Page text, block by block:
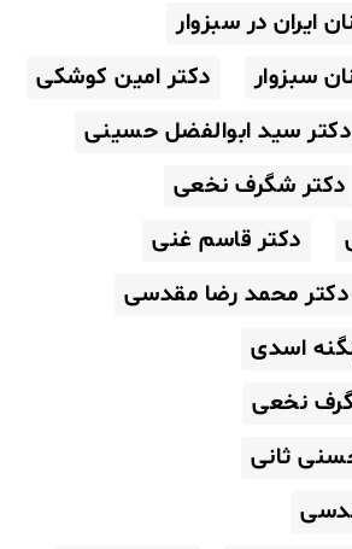
ایران در سبزوار
سبزوار
دکتر امین کوشکی
دکتر سید ابوالفضل حسینی
دکتر شگرف نخعی
دکتر قاسم غنی
دکتر محمد رضا مقدسی
اسدی
نخعی
ثانی